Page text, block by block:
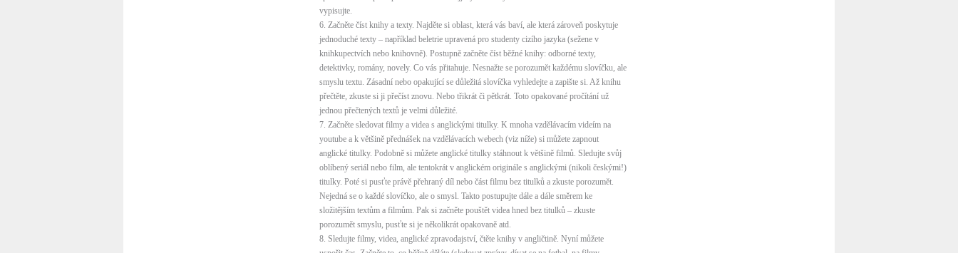
vypisujte.
6. Začněte číst knihy a texty. Najděte si oblast, která vás baví, ale která zároveň poskytuje
jednoduché texty – například beletrie upravená pro studenty cizího jazyka (sežene v
knihkupectvích nebo knihovně). Postupně začněte číst běžné knihy: odborné texty,
detektivky, romány, novely. Co vás přitahuje. Nesnažte se porozumět každému slovíčku, ale
smyslu textu. Zásadní nebo opakující se důležitá slovíčka vyhledejte a zapište si. Až knihu
přečtěte, zkuste si ji přečíst znovu. Nebo třikrát či pětkrát. Toto opakované pročítání už
jednou přečtených textů je velmi důležité.
7. Začněte sledovat filmy a videa s anglickými titulky. K mnoha vzdělávacím videím na
youtube a k většině přednášek na vzdělávacích webech (viz níže) si můžete zapnout
anglické titulky. Podobně si můžete anglické titulky stáhnout k většině filmů. Sledujte svůj
oblíbený seriál nebo film, ale tentokrát v anglickém originále s anglickými (nikoli českými!)
titulky. Poté si pusťte právě přehraný díl nebo část filmu bez titulků a zkuste porozumět.
Nejedná se o každé slovíčko, ale o smysl. Takto postupujte dále a dále směrem ke
složitějším textům a filmům. Pak si začněte pouštět videa hned bez titulků – zkuste
porozumět smyslu, pusťte si je několikrát opakovaně atd.
8. Sledujte filmy, videa, anglické zpravodajství, čtěte knihy v angličtině. Nyní můžete